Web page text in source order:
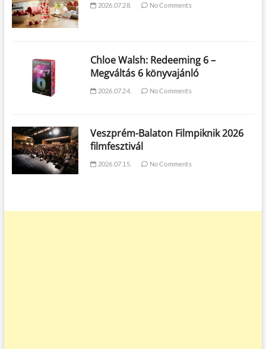
2026.07.28. No Comments
Chloe Walsh: Redeeming 6 –
Megváltás 6 könyvajánló
2026.07.24. No Comments
Veszprém-Balaton Filmpiknik 2026
filmfesztivál
2026.07.15. No Comments